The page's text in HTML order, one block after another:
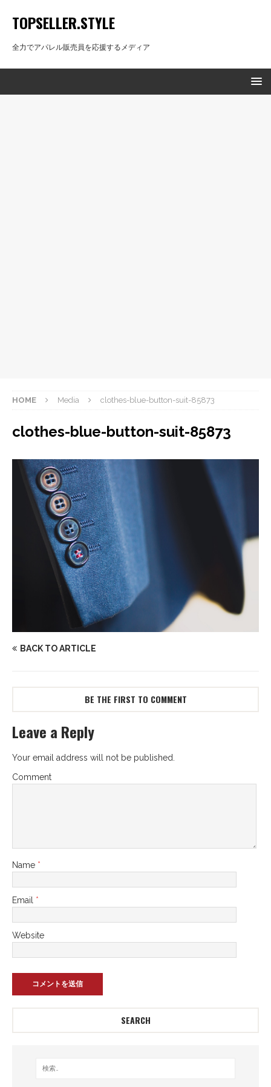
TOPSELLER.STYLE
全力でアパレル販売員を応援するメディア
HOME Media clothes-blue-button-suit-85873
clothes-blue-button-suit-85873
BACK TO ARTICLE
BE THE FIRST TO COMMENT
Leave a Reply
Your email address will not be published.
Comment
Name *
Email *
Website
SEARCH